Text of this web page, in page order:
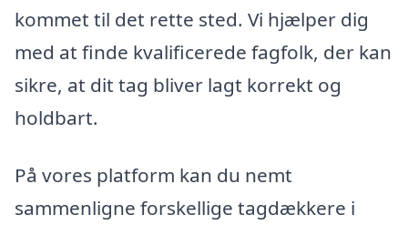
kommet til det rette sted. Vi hjælper dig
med at finde kvalificerede fagfolk, der kan
sikre, at dit tag bliver lagt korrekt og
holdbart.
På vores platform kan du nemt
sammenligne forskellige tagdækkere i